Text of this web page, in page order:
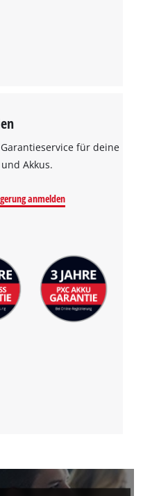
für deine
Akkus.
anmelden